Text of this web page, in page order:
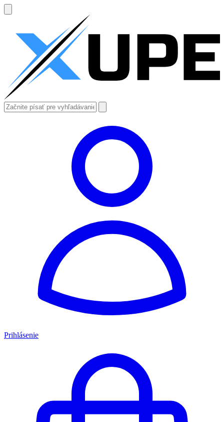
Prihlásenie